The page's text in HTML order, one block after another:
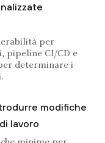
per
pipeline CI/CD e
determinare i
modifiche
lavoro